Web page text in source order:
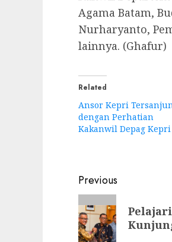
Agama Batam,
Nurharyanto,
lainnya. (Ghafur)
Related
Ansor Kepri
dengan Perhatian
Kakanwil Depag Kepri
Post
navigation
Previous
Previous
post: